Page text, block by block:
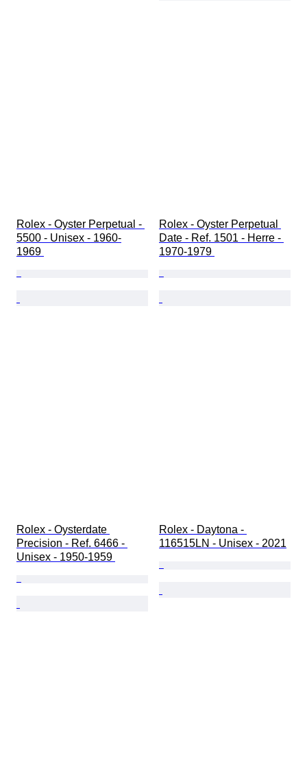
Rolex - Oyster Perpetual -
5500 - Unisex - 1960-
1969
Rolex - Oyster Perpetual
Date - Ref. 1501 - Herre -
1970-1979
Rolex - Oysterdate
Precision - Ref. 6466 -
Unisex - 1950-1959
Rolex - Daytona -
116515LN - Unisex - 2021